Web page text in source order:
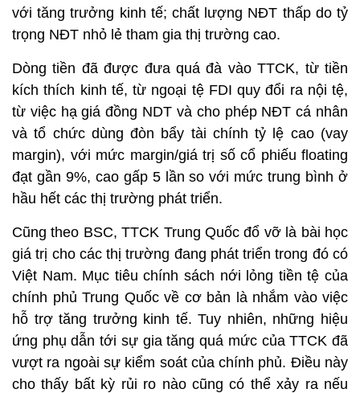
với tăng trưởng kinh tế; chất lượng NĐT thấp do tỷ
trọng NĐT nhỏ lẻ tham gia thị trường cao.
Dòng tiền đã được đưa quá đà vào TTCK, từ tiền
kích thích kinh tế, từ ngoại tệ FDI quy đổi ra nội tệ,
từ việc hạ giá đồng NDT và cho phép NĐT cá nhân
và tổ chức dùng đòn bẩy tài chính tỷ lệ cao (vay
margin), với mức margin/giá trị số cổ phiếu floating
đạt gần 9%, cao gấp 5 lần so với mức trung bình ở
hầu hết các thị trường phát triển.
Cũng theo BSC, TTCK Trung Quốc đổ vỡ là bài học
giá trị cho các thị trường đang phát triển trong đó có
Việt Nam. Mục tiêu chính sách nới lỏng tiền tệ của
chính phủ Trung Quốc về cơ bản là nhắm vào việc
hỗ trợ tăng trưởng kinh tế. Tuy nhiên, những hiệu
ứng phụ dẫn tới sự gia tăng quá mức của TTCK đã
vượt ra ngoài sự kiểm soát của chính phủ. Điều này
cho thấy bất kỳ rủi ro nào cũng có thể xảy ra nếu